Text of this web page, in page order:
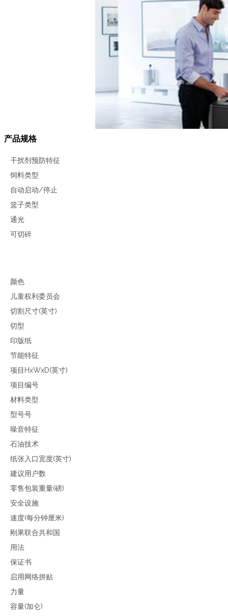
产品规格
干扰剂预防特征
饲料类型
自动启动/停止
篮子类型
通光
可切碎
颜色
儿童权利委员会
切割尺寸(英寸)
切型
印版纸
节能特征
项目HxWxD(英寸)
项目编号
材料类型
型号号
噪音特征
石油技术
纸张入口宽度(英寸)
建议用户数
零售包装重量(磅)
安全设施
速度(每分钟厘米)
刚果联合共和国
用法
保证书
启用网络拼贴
力量
容量(加仑)